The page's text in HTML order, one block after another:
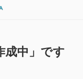
成中」です